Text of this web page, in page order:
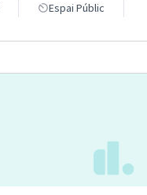
Espai Públic